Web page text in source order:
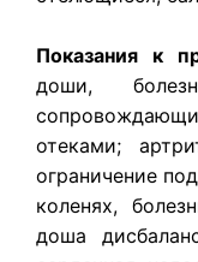
Показания к
доши,
отеками;
ограничение
коленях,
доша